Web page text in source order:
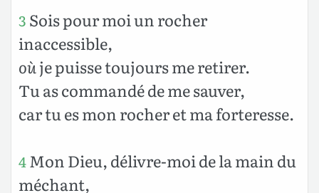
3 Sois pour moi un rocher
inaccessible,
oùje puisse toujours me retirer.
Tu as commandé de me sauver,
car tu es mon rocher et ma forteresse.
4Mon Dieu, délivre-moi de la main du
méchant,